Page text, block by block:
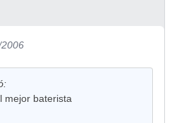
mejor baterista